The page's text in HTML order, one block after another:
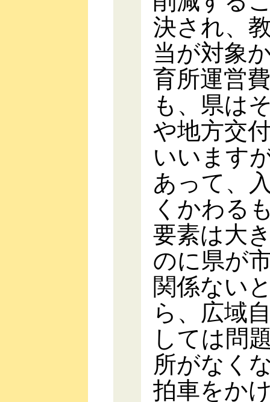
決され、
当が対象
育所運営
も、県は
や地方交
いいます
あって、
くかわる
要素は大
のに県が
関係ない
ら、広域
しては問
所がなく
拍車をか